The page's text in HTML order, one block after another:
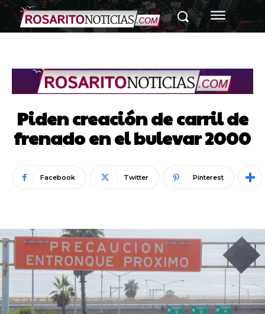
Piden creación de carril de
frenado en el bulevar 2000
Facebook Twitter Pinterest